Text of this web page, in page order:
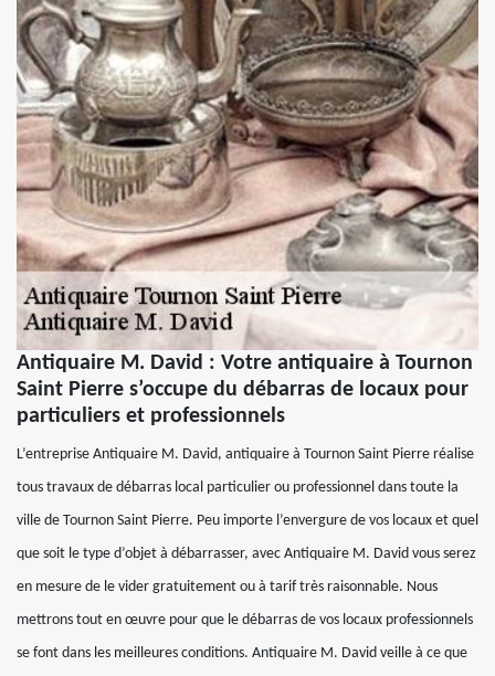
Antiquaire M. David : Votre antiquaire à Tournon
Saint Pierre s’occupe du débarras de locaux pour
particuliers et professionnels
L’entreprise Antiquaire M. David, antiquaire à Tournon Saint Pierre réalise
tous travaux de débarras local particulier ou professionnel dans toute la
ville de Tournon Saint Pierre. Peu importe l’envergure de vos locaux et quel
que soit le type d’objet à débarrasser, avec Antiquaire M. David vous serez
en mesure de le vider gratuitement ou à tarif très raisonnable. Nous
mettrons tout en œuvre pour que le débarras de vos locaux professionnels
se font dans les meilleures conditions. Antiquaire M. David veille à ce que